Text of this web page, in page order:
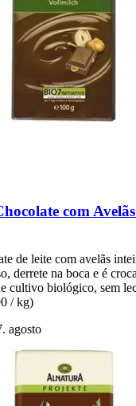
com
de leite com avelãs
derrete na boca e é
cultivo biológico, sem
/ kg)
agosto